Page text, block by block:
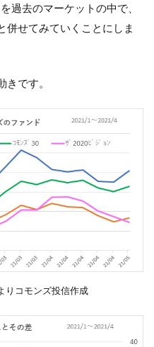
過去のマーケットの中で、
併せてみていくことにしま
です。
りコモンズ投信作成